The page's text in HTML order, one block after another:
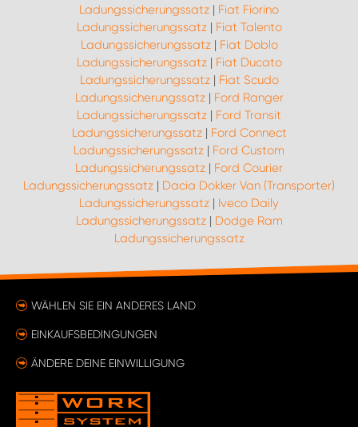
Ladungssicherungssatz | Fiat Fiorino
Ladungssicherungssatz| Fiat Talento
Ladungssicherungssatz| Fiat Doblo
Ladungssicherungssatz| Fiat Ducato
Ladungssicherungssatz| Fiat Scudo
Ladungssicherungssatz| Ford Ranger
Ladungssicherungssatz | Ford Transit
Ladungssicherungssatz| Ford Connect
Ladungssicherungssatz | Ford Custom
Ladungssicherungssatz | Ford Courier
Ladungssicherungssatz | Dacia Dokker Van (Transporter)
Ladungssicherungssatz | Iveco Daily
Ladungssicherungssatz| Dodge Ram
Ladungssicherungssatz
WÄHLEN SIE EIN ANDERES LAND
EINKAUFSBEDINGUNGEN
ÄNDERE DEINE EINWILLIGUNG